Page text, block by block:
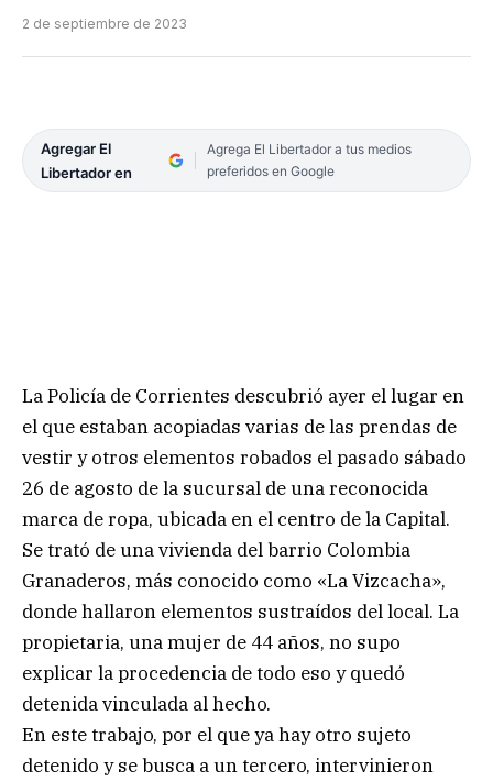
2 de septiembre de 2023
Agregar El
Libertador en
Agrega El Libertador a tus medios
preferidos en Google
La Policía de Corrientes descubrió ayer el lugar en
el que estaban acopiadas varias de las prendas de
vestir y otros elementos robados el pasado sábado
26 de agosto de la sucursal de una reconocida
marca de ropa, ubicada en el centro de la Capital.
Se trató de una vivienda del barrio Colombia
Granaderos, más conocido como «La Vizcacha»,
donde hallaron elementos sustraídos del local. La
propietaria, una mujer de 44 años, no supo
explicar la procedencia de todo eso y quedó
detenida vinculada al hecho.
En este trabajo, por el que ya hay otro sujeto
detenido y se busca a un tercero, intervinieron